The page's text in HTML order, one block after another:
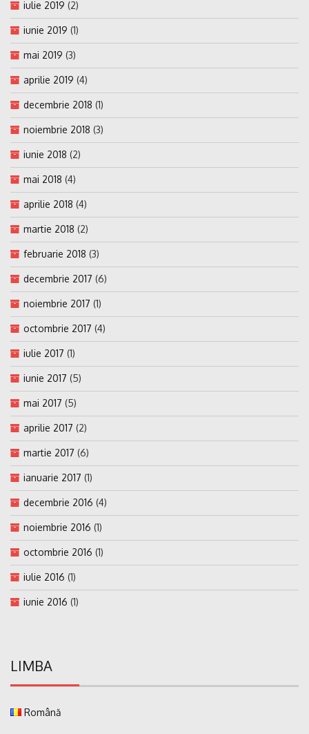
iulie 2019 (2)
iunie 2019 (1)
mai 2019 (3)
aprilie 2019 (4)
decembrie 2018 (1)
noiembrie 2018 (3)
iunie 2018 (2)
mai 2018 (4)
aprilie 2018 (4)
martie 2018 (2)
februarie 2018 (3)
decembrie 2017 (6)
noiembrie 2017 (1)
octombrie 2017 (4)
iulie 2017 (1)
iunie 2017 (5)
mai 2017 (5)
aprilie 2017 (2)
martie 2017 (6)
ianuarie 2017 (1)
decembrie 2016 (4)
noiembrie 2016 (1)
octombrie 2016 (1)
iulie 2016 (1)
iunie 2016 (1)
LIMBA
Română